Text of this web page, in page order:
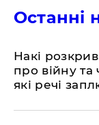
Останні
Накі
про війну та
які речі